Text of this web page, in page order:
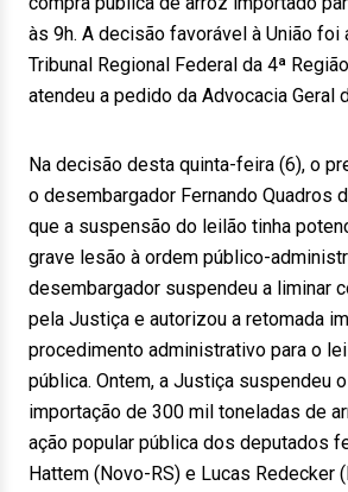
às 9h. A decisão favorável à União foi
Tribunal Regional Federal da 4ª
atendeu a pedido da Advocacia Geral
Na decisão desta quinta-feira (6), o
o desembargador Fernando Quadros
que a suspensão do leilão tinha
grave lesão à ordem público-
desembargador suspendeu a liminar
pela Justiça e autorizou a retomada
procedimento administrativo para o
pública. Ontem, a Justiça suspendeu
importação de 300 mil toneladas de
ação popular pública dos deputados
Hattem (Novo-RS) e Lucas Redecker